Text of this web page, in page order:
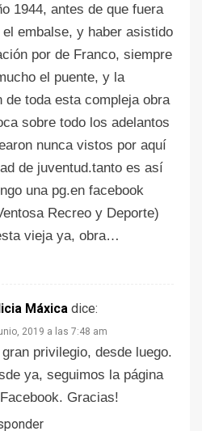
1944, antes de que fuera
el embalse, y haber asistido
por de Franco, siempre
el puente, y la
de toda esta compleja obra
sobre todo los adelantos
nunca vistos por aquí
de juventud.tanto es así
una pg.en facebook
Recreo y Deporte)
vieja ya, obra…
Máxica dice:
2019 a las 7:48 am
gran privilegio, desde luego.
ya, seguimos la página
Gracias!